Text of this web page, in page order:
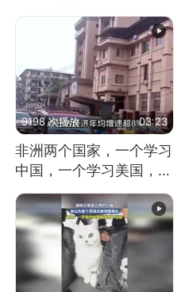
9198 次播放 03:23
非洲两个国家，一个学习
中国，一个学习美国，结
果怎么样了？